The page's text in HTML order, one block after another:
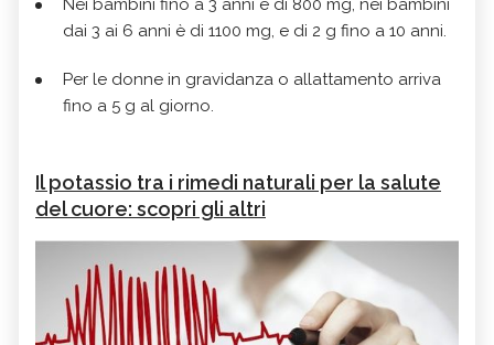
Nei bambini fino a 3 anni è di 800 mg, nei bambini
dai 3 ai 6 anni è di 1100 mg, e di 2 g fino a 10 anni.
Per le donne in gravidanza o allattamento arriva
fino a 5 g al giorno.
Il potassio tra i rimedi naturali per la salute
del cuore: scopri gli altri